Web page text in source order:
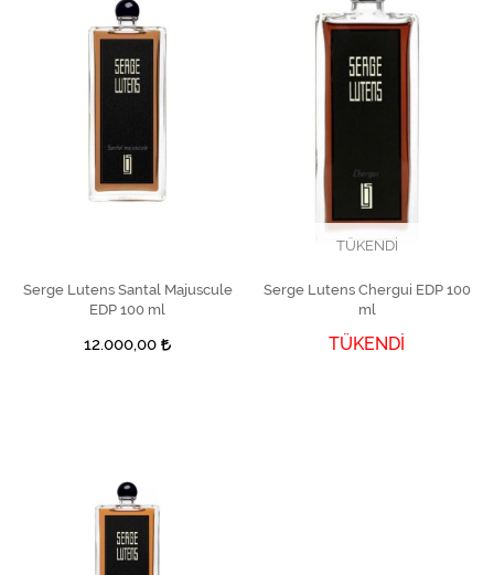
SEPETE EKLE
Serge Lutens Santal Majuscule
EDP 100 ml
12.000,00
TÜKENDİ
Serge Lutens Chergui EDP 100
ml
TÜKENDİ